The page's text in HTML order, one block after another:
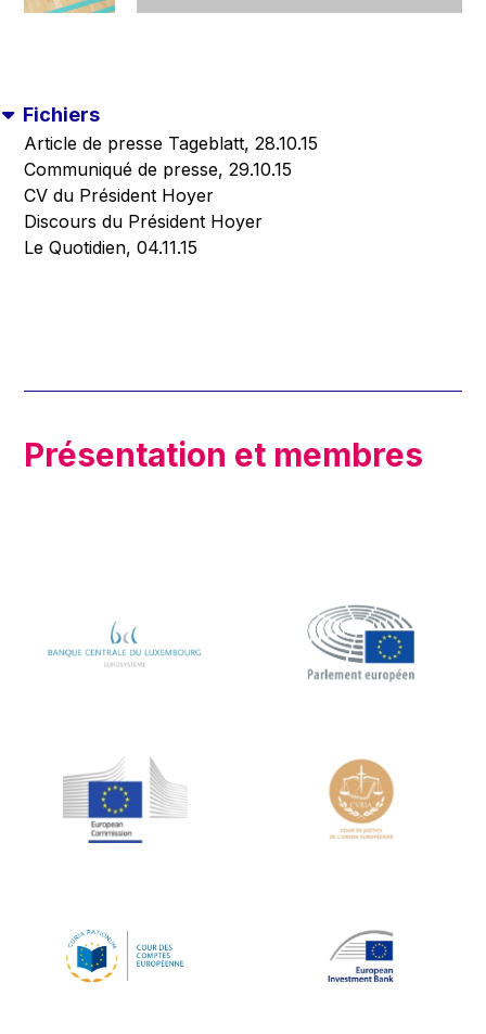
Fichiers
Article de presse Tageblatt, 28.10.15
Communiqué de presse, 29.10.15
CV du Président Hoyer
Discours du Président Hoyer
Le Quotidien, 04.11.15
Présentation et membres